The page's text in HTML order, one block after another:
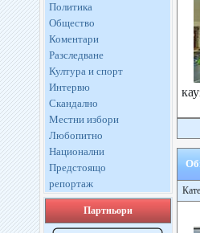
Политика
Общество
Коментари
Разследване
Култура и спорт
Интервю
Скандално
Местни избори
Любопитно
Национални
Предстоящо
репортаж
Партньори